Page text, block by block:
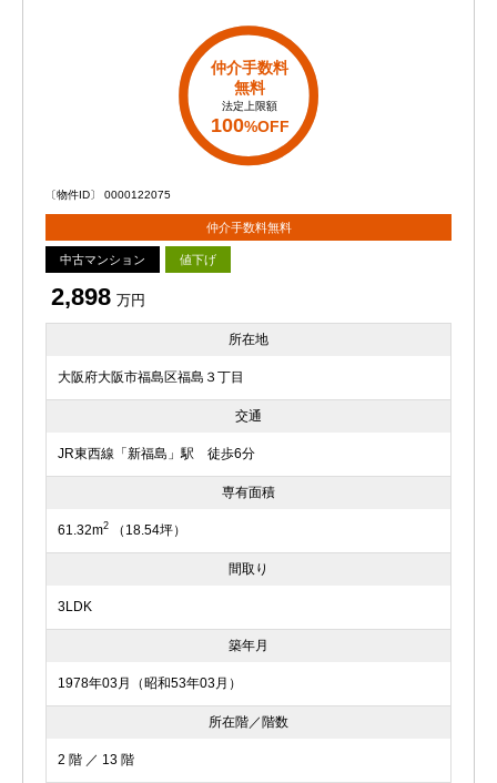
仲介手数料
無料
法定上限額
100%OFF
〔物件ID〕 0000122075
仲介手数料無料
中古マンション 値下げ
2,898 万円
所在地
大阪府大阪市福島区福島３丁目
交通
JR東西線「新福島」駅 徒歩6分
専有面積
61.32m2 （18.54坪）
間取り
3LDK
築年月
1978年03月（昭和53年03月）
所在階／階数
2 階 ／ 13 階